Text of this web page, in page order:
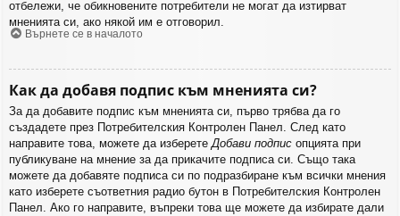
отбележи, че обикновените потребители не могат да изтирват
мненията си, ако някой им е отговорил.
Върнете се в началото
Как да добавя подпис към мненията си?
За да добавите подпис към мненията си, първо трябва да го
създадете през Потребителския Контролен Панел. След като
направите това, можете да изберетеДобави подпис опцията при
публикуване на мнение за да прикачите подписа си. Също така
можете да добавяте подписа си по подразбиране към всички мнения
като изберете съответния радио бутон в Потребителския Контролен
Панел. Ако го направите, въпреки това ще можете да избирате дали